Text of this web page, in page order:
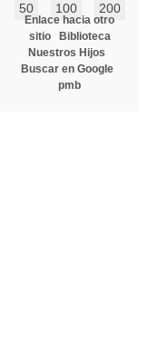
50
100 200
Enlace hacia otro
sitio
Biblioteca
Nuestros Hijos
Buscar en Google
pmb